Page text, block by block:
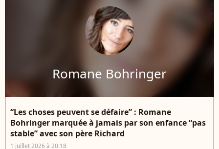
Romane Bohringer
“Les choses peuvent se défaire” : Romane
Bohringer marquée à jamais par son enfance “pas
stable” avec son père Richard
1 juillet 2026 à 20:18